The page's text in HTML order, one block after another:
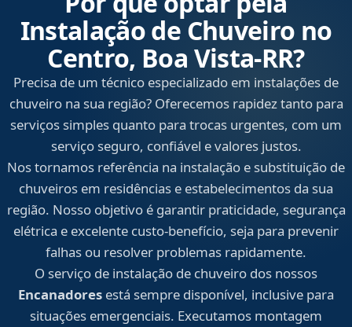
Instalação de Chuveiro no
Centro, Boa Vista‑RR?
Precisa de um técnico especializado em instalações de
chuveiro na sua região? Oferecemos rapidez tanto para
serviços simples quanto para trocas urgentes, com um
serviço seguro, confiável e valores justos.
Nos tornamos referência na instalação e substituição de
chuveiros em residências e estabelecimentos da sua
região. Nosso objetivo é garantir praticidade, segurança
elétrica e excelente custo-benefício, seja para prevenir
falhas ou resolver problemas rapidamente.
O serviço de instalação de chuveiro dos nossos
Encanadores está sempre disponível, inclusive para
situações emergenciais. Executamos montagem